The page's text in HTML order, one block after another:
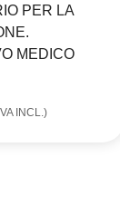
PER LA
MEDICO
INCL.)